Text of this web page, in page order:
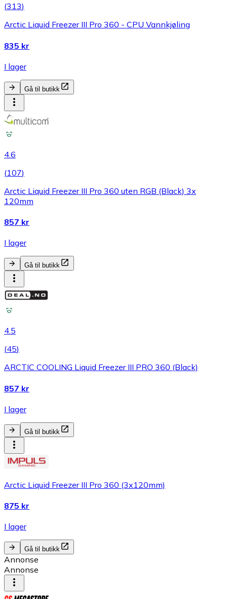
(313)
Arctic Liquid Freezer III Pro 360 - CPU Vannkjøling
835 kr
I lager
Gå til butikk
4.6
(107)
Arctic Liquid Freezer III Pro 360 uten RGB (Black) 3x
120mm
857 kr
I lager
Gå til butikk
4.5
(45)
ARCTIC COOLING Liquid Freezer III PRO 360 (Black)
857 kr
I lager
Gå til butikk
Arctic Liquid Freezer III Pro 360 (3x120mm)
875 kr
I lager
Gå til butikk
Annonse
Annonse